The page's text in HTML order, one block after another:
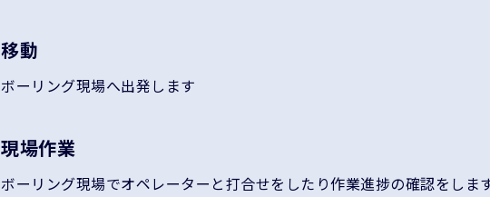
移動
ボーリング現場へ出発します
現場作業
ボーリング現場でオペレーターと打合せをしたり作業進捗の確認をしま